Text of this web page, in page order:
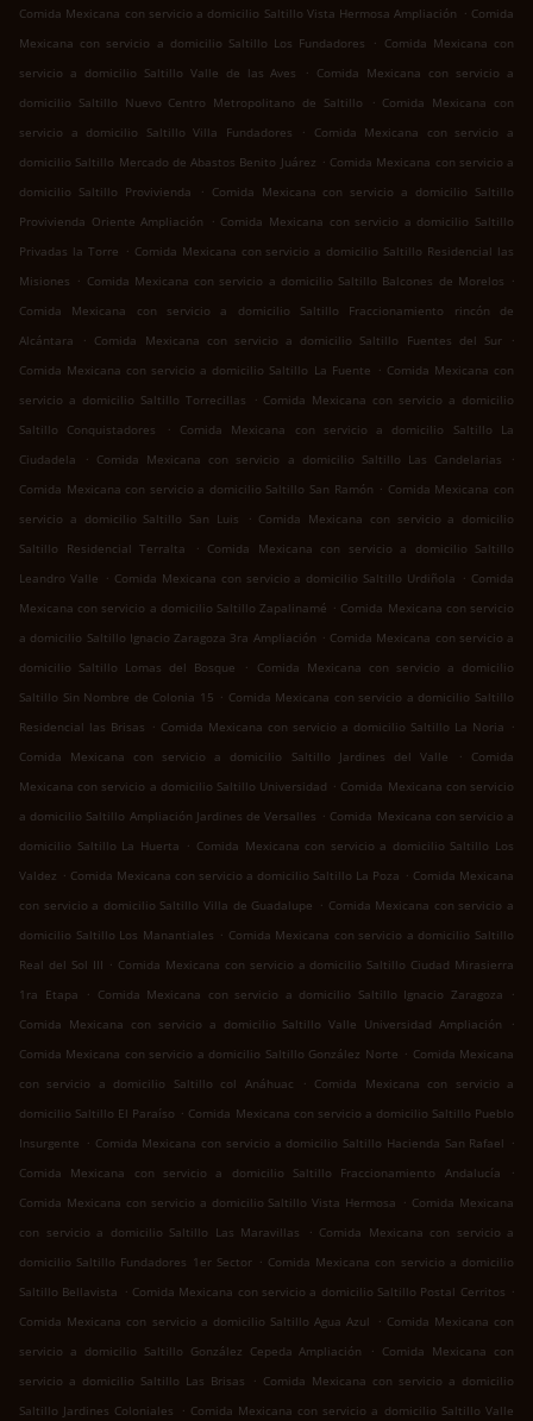
Comida Mexicana con servicio a domicilio Saltillo Vista Hermosa Ampliación . Comida
Mexicana con servicio a domicilio Saltillo Los Fundadores
. Comida Mexicana con
servicio a domicilio Saltillo Valle de las Aves
. Comida Mexicana con servicio a
domicilio Saltillo Nuevo Centro Metropolitano de Saltillo
. Comida Mexicana con
servicio a domicilio Saltillo Villa Fundadores
.
Comida Mexicana con servicio a
domicilio Saltillo Mercado de Abastos Benito Juárez . Comida Mexicana con servicio a
domicilio Saltillo Provivienda
. Comida Mexicana con servicio a domicilio Saltillo
Provivienda Oriente Ampliación
. Comida Mexicana con servicio a domicilio Saltillo
Privadas la Torre . Comida Mexicana con servicio a domicilio Saltillo Residencial las
Misiones . Comida Mexicana con servicio a domicilio Saltillo Balcones de Morelos .
Comida Mexicana con servicio a domicilio Saltillo Fraccionamiento rincón de
Alcántara
. Comida Mexicana con servicio a domicilio Saltillo Fuentes del Sur
.
Comida Mexicana con servicio a domicilio Saltillo La Fuente . Comida Mexicana con
servicio a domicilio Saltillo Torrecillas
. Comida Mexicana con servicio a domicilio
Saltillo Conquistadores
.
Comida Mexicana con servicio a domicilio Saltillo La
Ciudadela
. Comida Mexicana con servicio a domicilio Saltillo Las Candelarias
.
Comida Mexicana con servicio a domicilio Saltillo San Ramón . Comida Mexicana con
servicio a domicilio Saltillo San Luis
. Comida Mexicana con servicio a domicilio
Saltillo Residencial Terralta
. Comida Mexicana con servicio a domicilio Saltillo
Leandro Valle . Comida Mexicana con servicio a domicilio Saltillo Urdiñola . Comida
Mexicana con servicio a domicilio Saltillo Zapalinamé . Comida Mexicana con servicio
a domicilio Saltillo Ignacio Zaragoza 3ra Ampliación . Comida Mexicana con servicio a
domicilio Saltillo Lomas del Bosque
.
Comida Mexicana con servicio a domicilio
Saltillo Sin Nombre de Colonia 15 . Comida Mexicana con servicio a domicilio Saltillo
Residencial las Brisas . Comida Mexicana con servicio a domicilio Saltillo La Noria .
Comida Mexicana con servicio a domicilio Saltillo Jardines del Valle
.
Comida
Mexicana con servicio a domicilio Saltillo Universidad . Comida Mexicana con servicio
a domicilio Saltillo Ampliación Jardines de Versalles . Comida Mexicana con servicio a
domicilio Saltillo La Huerta . Comida Mexicana con servicio a domicilio Saltillo Los
Valdez . Comida Mexicana con servicio a domicilio Saltillo La Poza . Comida Mexicana
con servicio a domicilio Saltillo Villa de Guadalupe . Comida Mexicana con servicio a
domicilio Saltillo Los Manantiales . Comida Mexicana con servicio a domicilio Saltillo
Real del Sol III . Comida Mexicana con servicio a domicilio Saltillo Ciudad Mirasierra
1ra Etapa
. Comida Mexicana con servicio a domicilio Saltillo Ignacio Zaragoza
.
Comida Mexicana con servicio a domicilio Saltillo Valle Universidad Ampliación
.
Comida Mexicana con servicio a domicilio Saltillo González Norte . Comida Mexicana
con servicio a domicilio Saltillo col Anáhuac
. Comida Mexicana con servicio a
domicilio Saltillo El Paraíso . Comida Mexicana con servicio a domicilio Saltillo Pueblo
Insurgente . Comida Mexicana con servicio a domicilio Saltillo Hacienda San Rafael .
Comida Mexicana con servicio a domicilio Saltillo Fraccionamiento Andalucía
.
Comida Mexicana con servicio a domicilio Saltillo Vista Hermosa . Comida Mexicana
con servicio a domicilio Saltillo Las Maravillas
. Comida Mexicana con servicio a
domicilio Saltillo Fundadores 1er Sector . Comida Mexicana con servicio a domicilio
Saltillo Bellavista . Comida Mexicana con servicio a domicilio Saltillo Postal Cerritos .
Comida Mexicana con servicio a domicilio Saltillo Agua Azul
. Comida Mexicana con
servicio a domicilio Saltillo González Cepeda Ampliación
. Comida Mexicana con
servicio a domicilio Saltillo Las Brisas
. Comida Mexicana con servicio a domicilio
Saltillo Jardines Coloniales
. Comida Mexicana con servicio a domicilio Saltillo Valle